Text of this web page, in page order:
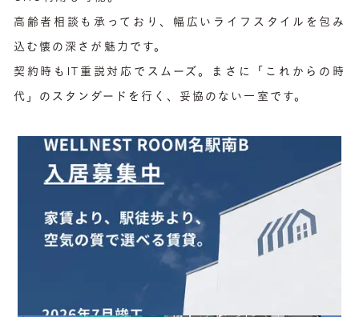
高齢者相談も承っており、幅広いライフスタイルを包み
込む懐の深さが魅力です。
契約時もIT重説対応でスムーズ。まさに「これからの時
代」のスタンダードを行く、妥協のない一室です。